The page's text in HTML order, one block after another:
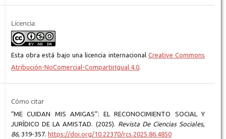
Licencia
Esta obra está bajo una licencia internacional Creative Commons
Atribución-NoComercial-CompartirIgual 4.0.
Cómo citar
“ME CUIDAN MIS AMIGAS”: EL RECONOCIMIENTO SOCIAL Y
JURÍDICO DE LA AMISTAD. (2025). Revista De Ciencias Sociales,
86, 319-357. https://doi.org/10.22370/rcs.2025.86.4850